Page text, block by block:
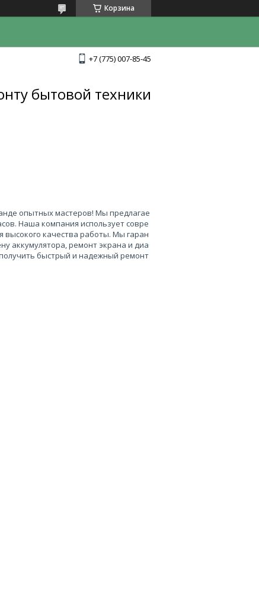
Корзина
+7 (775) 007-85-45
бытовой техники
опытных мастеров! Мы предлагае
Наша компания использует совре
качества работы. Мы гаран
аккумулятора, ремонт экрана и диа
быстрый и надежный ремонт